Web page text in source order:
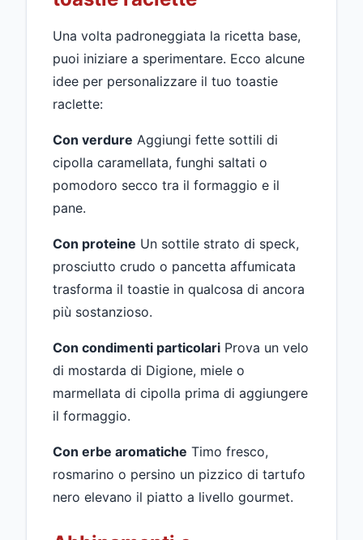
Una volta padroneggiata la ricetta base,
puoi iniziare a sperimentare. Ecco alcune
idee per personalizzare il tuo toastie
raclette:
Con verdure Aggiungi fette sottili di
cipolla caramellata, funghi saltati o
pomodoro secco tra il formaggio e il
pane.
Con proteine Un sottile strato di speck,
prosciutto crudo o pancetta affumicata
trasforma il toastie in qualcosa di ancora
più sostanzioso.
Con condimenti particolari Prova un velo
di mostarda di Digione, miele o
marmellata di cipolla prima di aggiungere
il formaggio.
Con erbe aromatiche Timo fresco,
rosmarino o persino un pizzico di tartufo
nero elevano il piatto a livello gourmet.